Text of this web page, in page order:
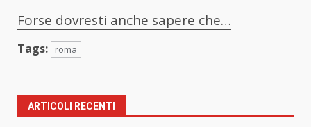
Forse dovresti anche sapere che…
Tags: roma
ARTICOLI RECENTI